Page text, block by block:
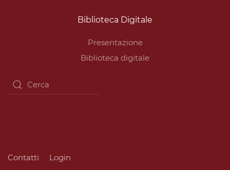
Biblioteca Digitale
Presentazione
Biblioteca digitale
Contatti Login